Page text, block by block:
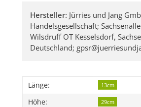
Hersteller: Jürries und Jang
Handelsgesellschaft;
Wilsdruff OT Kesselsdorf,
Deutschland;
Produkteigenschaft
Wert
Länge: 13cm
Höhe: 29cm